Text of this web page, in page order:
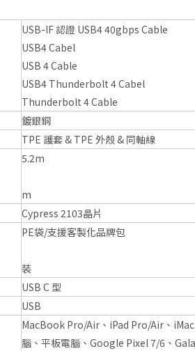
USB-IF 認證 USB4 40gbps Cable
USB4 Cabel
USB 4 Cable
USB4 Thunderbolt 4 Cabel
Thunderbolt 4 Cable
鍍銀銅
TPE 護套 & TPE 外殼 & 同軸線
5.2m
m
Cypress 2103晶片
PE袋/支援客製化品牌包
裝
USB C 型
USB
MacBook Pro/Air、iPad Pro/Air、
腦、平板電腦、Google Pixel 7/6、